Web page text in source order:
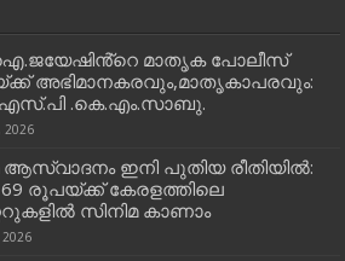
മാതൃക പോലീസ്
അഭിമാനകരവും,മാതൃകാപരവും:
.കെ.എം.സാബു.
2026
ആസ്വാദനം ഇനി പുതിയ രീതിയിൽ:
രൂപയ്ക്ക് കേരളത്തിലെ
സിനിമ കാണാം